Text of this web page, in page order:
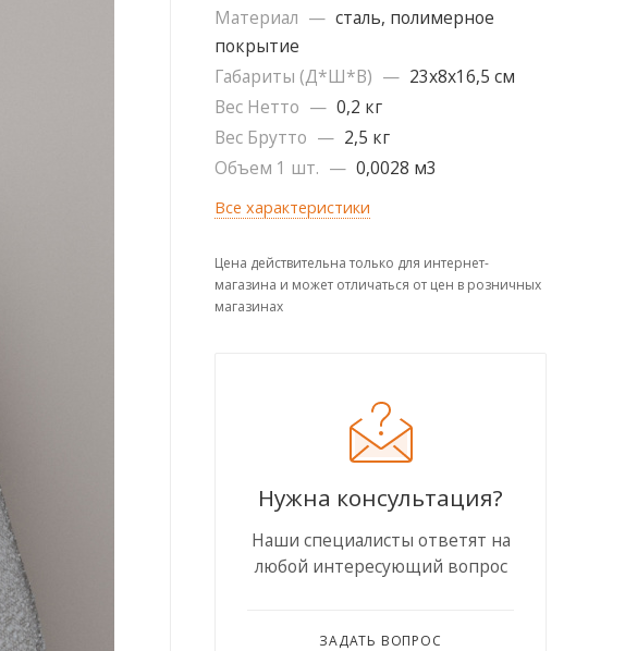
Материал — сталь, полимерное
покрытие
Габариты (Д*Ш*В) — 23х8х16,5 см
Вес Нетто — 0,2 кг
Вес Брутто — 2,5 кг
Объем 1 шт. — 0,0028 м3
Все характеристики
Цена действительна только для интернет-
магазина и может отличаться от цен в розничных
магазинах
Нужна консультация?
Наши специалисты ответят на
любой интересующий вопрос
ЗАДАТЬ ВОПРОС